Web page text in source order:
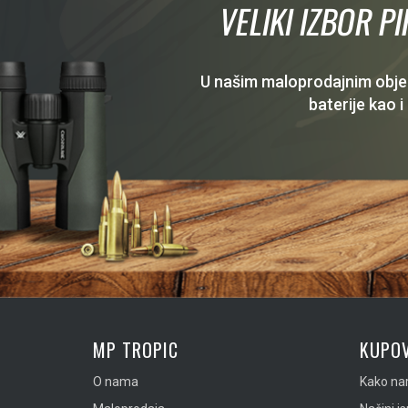
VELIKI IZBOR
U našim maloprodajnim
baterije kao i
MP TROPIC
O nama
Kako